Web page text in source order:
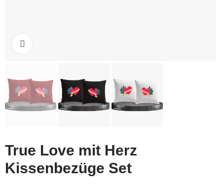
True Love mit Herz
Kissenbezüge Set